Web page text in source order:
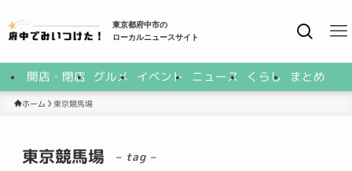
東京都府中市の
ローカルニュースサイト
開店・閉店 グルメ イベント ニュース くらし まとめ
ホーム 東京競馬場
東京競馬場 – tag –